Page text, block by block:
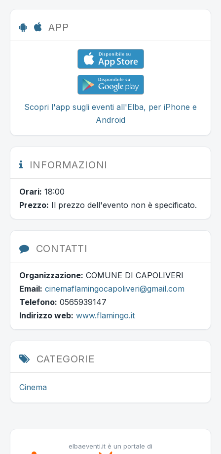
APP
Scopri l'app sugli eventi all'Elba, per iPhone e
Android
INFORMAZIONI
Orari: 18:00
Prezzo: Il prezzo dell'evento non è specificato.
CONTATTI
Organizzazione: COMUNE DI CAPOLIVERI
Email: cinemaflamingocapoliveri@gmail.com
Telefono: 0565939147
Indirizzo web: www.flamingo.it
CATEGORIE
Cinema
elbaeventi.it è un portale di